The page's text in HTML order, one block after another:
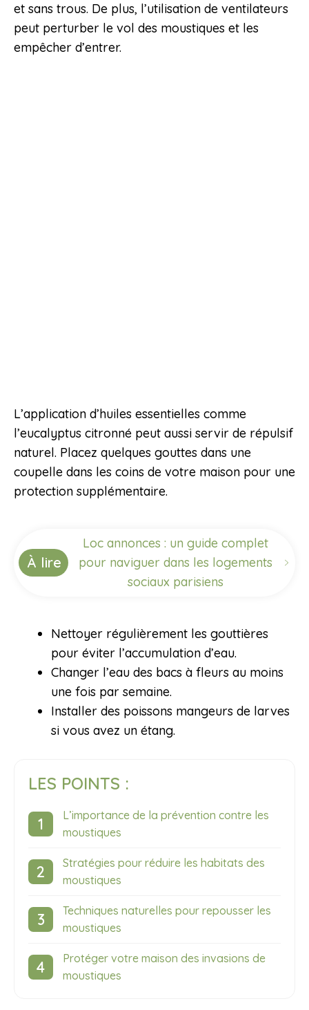
et sans trous. De plus, l’utilisation de ventilateurs
peut perturber le vol des moustiques et les
empêcher d’entrer.
L’application d’huiles essentielles comme
l’eucalyptus citronné peut aussi servir de répulsif
naturel. Placez quelques gouttes dans une
coupelle dans les coins de votre maison pour une
protection supplémentaire.
À lire
Loc annonces : un guide complet
pour naviguer dans les logements
sociaux parisiens
Nettoyer régulièrement les gouttières
pour éviter l’accumulation d’eau.
Changer l’eau des bacs à fleurs au moins
une fois par semaine.
Installer des poissons mangeurs de larves
si vous avez un étang.
LES POINTS :
L’importance de la prévention contre les
moustiques
Stratégies pour réduire les habitats des
moustiques
Techniques naturelles pour repousser les
moustiques
Protéger votre maison des invasions de
moustiques